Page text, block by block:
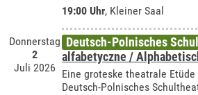
19:00 Uhr, Kleiner Saal
Donnerstag
2
Juli 2026
Deutsch-Polnisches
alfabetyczne /
Eine groteske theatrale Etüde
Deutsch-Polnisches